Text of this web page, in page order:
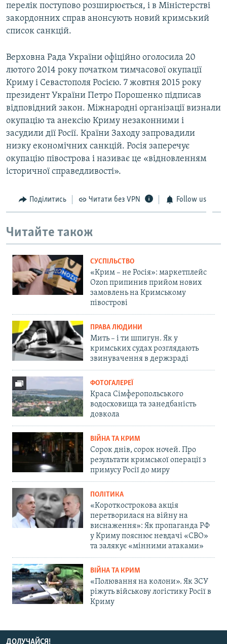
перелік поступово розширюється, і в Міністерстві
закордонних справ анонсують новий кримський
список санкцій.
Верховна Рада України офіційно оголосила 20
лютого 2014 року початком тимчасової окупації
Криму і Севастополя Росією. 7 жовтня 2015 року
президент України Петро Порошенко підписав
відповідний закон. Міжнародні організації визнали
окупацію та анексію Криму незаконними і
засудили дії Росії. Країни Заходу запровадили
низку економічних санкцій. Росія заперечує
окупацію півострова і називає це «відновленням
історичної справедливості».
Поділитись Читати без VPN Follow us
Читайте також
СУСПІЛЬСТВО
«Крим – не Росія»: маркетплейс
Ozon припинив прийом нових
замовлень на Кримському
півострові
ПРАВА ЛЮДИНИ
Мить – і ти шпигун. Як у
кримських судах розглядають
звинувачення в держзраді
ФОТОГАЛЕРЕЇ
Краса Сімферопольського
водосховища та занедбаність
довкола
ВІЙНА ТА КРИМ
Сорок днів, сорок ночей. Про
результати кримської операції з
примусу Росії до миру
ПОЛІТИКА
«Короткострокова акція
перетворилася на війну на
виснаження»: Як пропаганда РФ
у Криму пояснює невдачі «СВО»
та залякує «мінними атаками»
ВІЙНА ТА КРИМ
«Полювання на колони». Як ЗСУ
ріжуть військову логістику Росії в
Криму
ДОЛУЧАЙСЯ!